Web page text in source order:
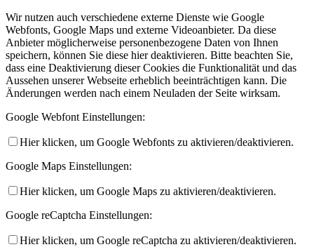
Wir nutzen auch verschiedene externe Dienste wie Google
Webfonts, Google Maps und externe Videoanbieter. Da diese
Anbieter möglicherweise personenbezogene Daten von Ihnen
speichern, können Sie diese hier deaktivieren. Bitte beachten Sie,
dass eine Deaktivierung dieser Cookies die Funktionalität und das
Aussehen unserer Webseite erheblich beeinträchtigen kann. Die
Änderungen werden nach einem Neuladen der Seite wirksam.
Google Webfont Einstellungen:
Hier klicken, um Google Webfonts zu aktivieren/deaktivieren.
Google Maps Einstellungen:
Hier klicken, um Google Maps zu aktivieren/deaktivieren.
Google reCaptcha Einstellungen:
Hier klicken, um Google reCaptcha zu aktivieren/deaktivieren.